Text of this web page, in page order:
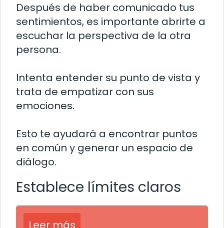
Después de haber comunicado tus
sentimientos, es importante abrirte a
escuchar la perspectiva de la otra
persona.
Intenta entender su punto de vista y
trata de empatizar con sus
emociones.
Esto te ayudará a encontrar puntos
en común y generar un espacio de
diálogo.
Establece límites claros
Leer más